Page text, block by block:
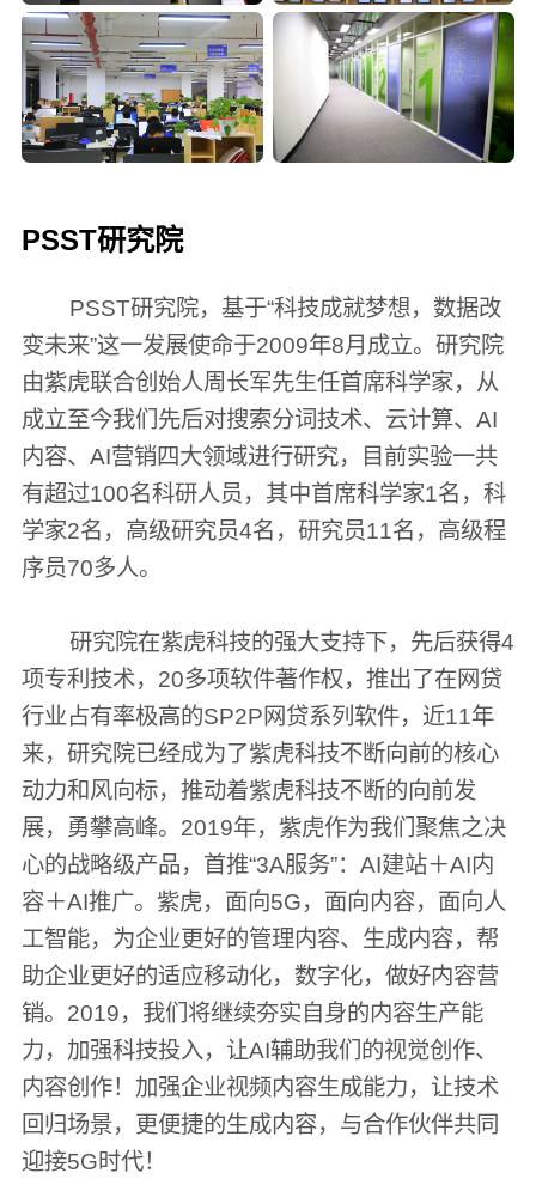
PSST研究院
PSST研究院，基于“科技成就梦想，数据改
变未来”这一发展使命于2009年8月成立。研究院
由紫虎联合创始人周长军先生任首席科学家，从
成立至今我们先后对搜索分词技术、云计算、AI
内容、AI营销四大领域进行研究，目前实验一共
有超过100名科研人员，其中首席科学家1名，科
学家2名，高级研究员4名，研究员11名，高级程
序员70多人。
研究院在紫虎科技的强大支持下，先后获得4
项专利技术，20多项软件著作权，推出了在网贷
行业占有率极高的SP2P网贷系列软件，近11年
来，研究院已经成为了紫虎科技不断向前的核心
动力和风向标，推动着紫虎科技不断的向前发
展，勇攀高峰。2019年，紫虎作为我们聚焦之决
心的战略级产品，首推“3A服务”：AI建站＋AI内
容＋AI推广。紫虎，面向5G，面向内容，面向人
工智能，为企业更好的管理内容、生成内容，帮
助企业更好的适应移动化，数字化，做好内容营
销。2019，我们将继续夯实自身的内容生产能
力，加强科技投入，让AI辅助我们的视觉创作、
内容创作！加强企业视频内容生成能力，让技术
回归场景，更便捷的生成内容，与合作伙伴共同
迎接5G时代！